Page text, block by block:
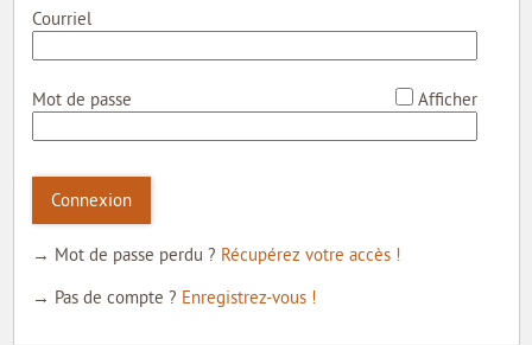
Courriel
Mot de passe Afficher
Connexion
→ Mot de passe perdu ? Récupérez votre accès !
→ Pas de compte ? Enregistrez-vous !